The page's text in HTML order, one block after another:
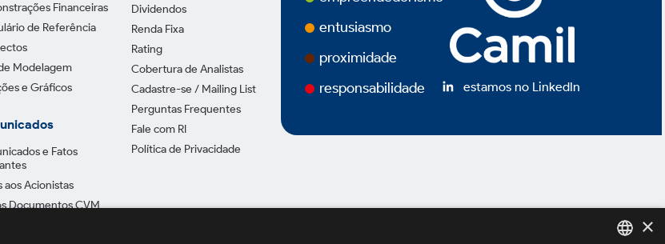
Financeiras
de Referência
Modelagem
e Gráficos
e Fatos
aos Acionistas
Documentos CVM
Dividendos
Renda Fixa
Rating
Cobertura de Analistas
Cadastre-se / Mailing List
Perguntas Frequentes
Fale com RI
Política de Privacidade
entusiasmo
proximidade
responsabilidade
estamos no LinkedIn
×